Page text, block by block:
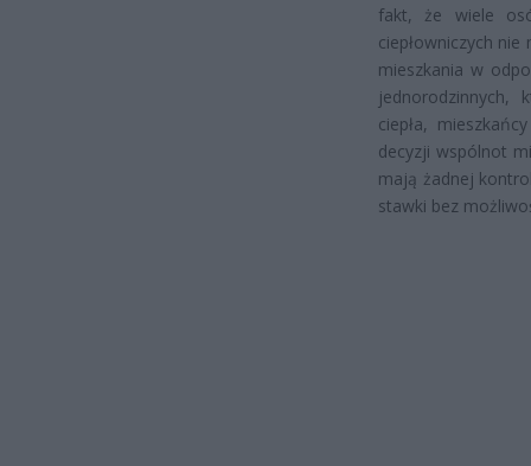
fakt, że wiele
ciepłowniczych
mieszkania w
jednorodzinnych,
ciepła,
decyzji wspólnot
mają żadnej
stawki bez